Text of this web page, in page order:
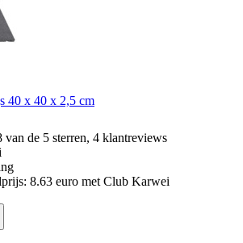
40 x 40 x 2,5 cm
van de 5 sterren, 4 klantreviews
8.63 euro met Club Karwei